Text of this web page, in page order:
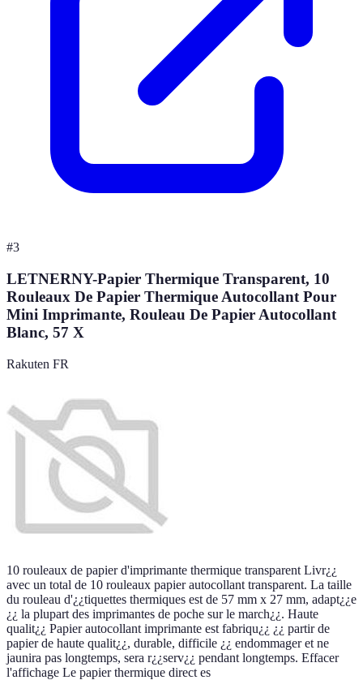
#3
LETNERNY-Papier Thermique Transparent, 10
Rouleaux De Papier Thermique Autocollant Pour
Mini Imprimante, Rouleau De Papier Autocollant
Blanc, 57 X
Rakuten FR
10 rouleaux de papier d'imprimante thermique transparent Livr¿¿
avec un total de 10 rouleaux papier autocollant transparent. La taille
du rouleau d'¿¿tiquettes thermiques est de 57 mm x 27 mm, adapt¿¿e
¿¿ la plupart des imprimantes de poche sur le march¿¿. Haute
qualit¿¿ Papier autocollant imprimante est fabriqu¿¿ ¿¿ partir de
papier de haute qualit¿¿, durable, difficile ¿¿ endommager et ne
jaunira pas longtemps, sera r¿¿serv¿¿ pendant longtemps. Effacer
l'affichage Le papier thermique direct es